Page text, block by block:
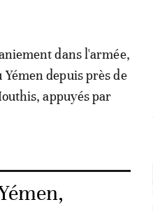
dans l'armée,
depuis près de
appuyés par